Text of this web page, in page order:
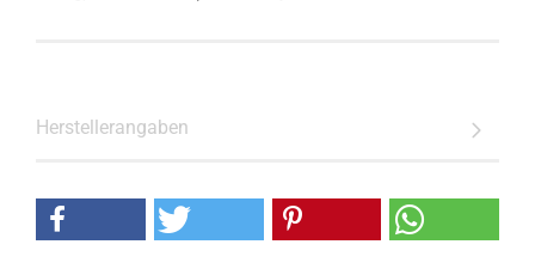
Herstellerangaben